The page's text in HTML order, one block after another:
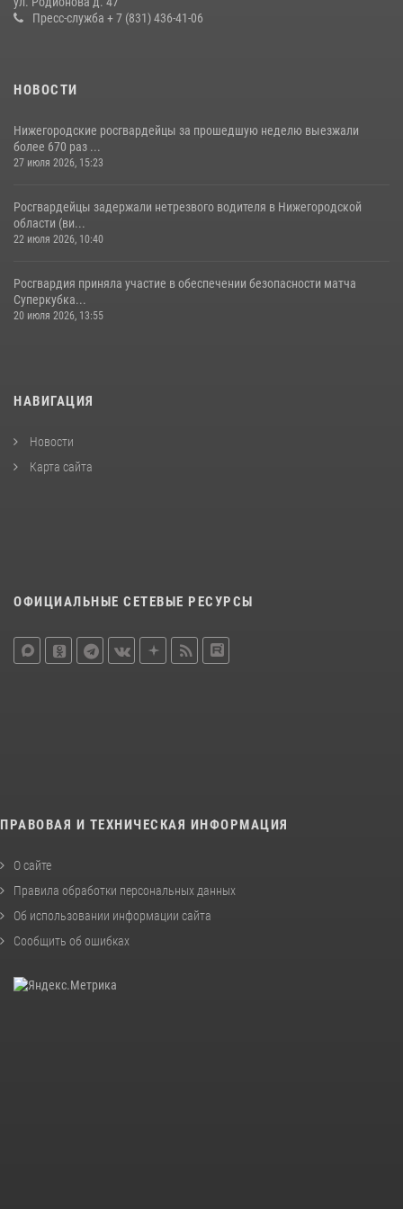
Пресс-служба + 7 (831) 436-41-06
НОВОСТИ
Нижегородские росгвардейцы за прошедшую неделю выезжали
более 670 раз ...
27 июля 2026, 15:23
Росгвардейцы задержали нетрезвого водителя в Нижегородской
области (ви...
22 июля 2026, 10:40
Росгвардия приняла участие в обеспечении безопасности матча
Суперкубка...
20 июля 2026, 13:55
НАВИГАЦИЯ
Новости
Карта сайта
ОФИЦИАЛЬНЫЕ СЕТЕВЫЕ РЕСУРСЫ
ПРАВОВАЯ И ТЕХНИЧЕСКАЯ ИНФОРМАЦИЯ
О сайте
Правила обработки персональных данных
Об использовании информации сайта
Сообщить об ошибках